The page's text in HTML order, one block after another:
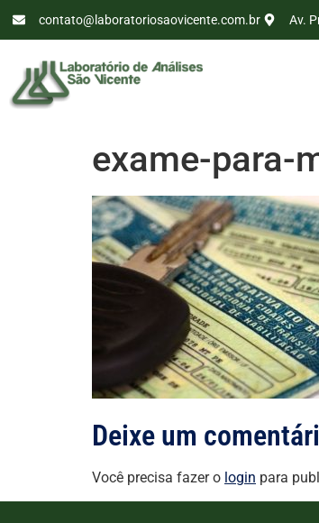
contato@laboratoriosaovicente.com.br Av.
exame-para-
Deixe um
Você precisa fazer o login para